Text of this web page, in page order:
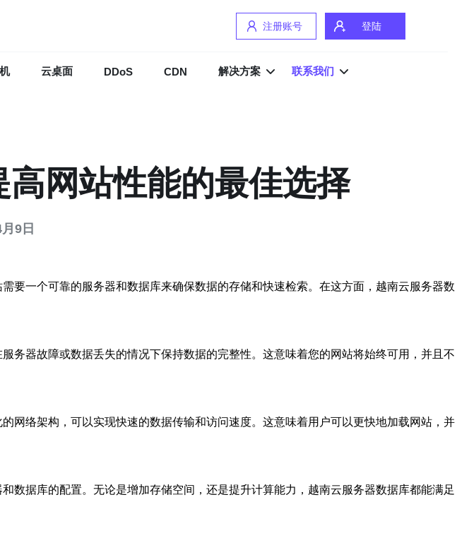
注册账号 登陆
云桌面 DDoS CDN 解决方案 联系我们
网站性能的最佳选择
9日
要一个可靠的服务器和数据库来确保数据的存储和快速检索。在这方面，越南云服务器数
务器故障或数据丢失的情况下保持数据的完整性。这意味着您的网站将始终可用，并且不
网络架构，可以实现快速的数据传输和访问速度。这意味着用户可以更快地加载网站，并
数据库的配置。无论是增加存储空间，还是提升计算能力，越南云服务器数据库都能满足